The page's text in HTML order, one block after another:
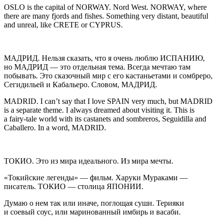
OSLO is the capital of NORWAY. Nord West. NORWAY, where
there are many fjords and fishes. Something very distant, beautiful
and unreal, like CRETE or CYPRUS.
МАДРИД. Нельзя сказать, что я очень люблю ИСПАНИЮ,
но МАДРИД — это отдельная тема. Всегда мечтаю там
побывать. Это сказочный мир с его кастаньетами и сомбреро,
Сегидильей и Кабальеро. Словом, МАДРИД.
MADRID. I can’t say that I love SPAIN very much, but MADRID
is a separate theme. I always dreamed about visiting it. This is
a fairy-tale world with its castanets and sombreros, Seguidilla and
Caballero. In a word, MADRID.
ТОКИО. Это из мира идеального. Из мира мечты.
«Токийские легенды» — фильм. Харуки Мураками —
писатель. ТОКИО — столица ЯПОНИИ.
Думаю о нем так или иначе, поглощая суши. Терияки
и соевый соус, или маринованный имбирь и васаби.